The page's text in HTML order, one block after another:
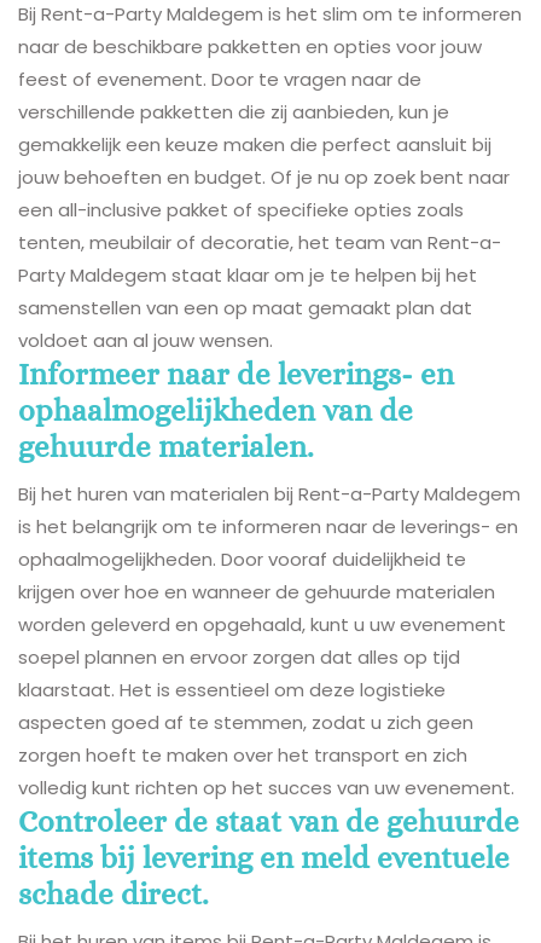
Bij Rent-a-Party Maldegem is het slim om te informeren
naar de beschikbare pakketten en opties voor jouw
feest of evenement. Door te vragen naar de
verschillende pakketten die zij aanbieden, kun je
gemakkelijk een keuze maken die perfect aansluit bij
jouw behoeften en budget. Of je nu op zoek bent naar
een all-inclusive pakket of specifieke opties zoals
tenten, meubilair of decoratie, het team van Rent-a-
Party Maldegem staat klaar om je te helpen bij het
samenstellen van een op maat gemaakt plan dat
voldoet aan al jouw wensen.
Informeer naar de leverings- en
ophaalmogelijkheden van de
gehuurde materialen.
Bij het huren van materialen bij Rent-a-Party Maldegem
is het belangrijk om te informeren naar de leverings- en
ophaalmogelijkheden. Door vooraf duidelijkheid te
krijgen over hoe en wanneer de gehuurde materialen
worden geleverd en opgehaald, kunt u uw evenement
soepel plannen en ervoor zorgen dat alles op tijd
klaarstaat. Het is essentieel om deze logistieke
aspecten goed af te stemmen, zodat u zich geen
zorgen hoeft te maken over het transport en zich
volledig kunt richten op het succes van uw evenement.
Controleer de staat van de gehuurde
items bij levering en meld eventuele
schade direct.